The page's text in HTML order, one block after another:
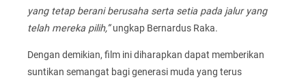
yang tetap berani berusaha serta setia pada jalur yang
telah mereka pilih,”ungkap Bernardus Raka.
Dengan demikian, film ini diharapkan dapat memberikan
suntikan semangat bagi generasi muda yang terus